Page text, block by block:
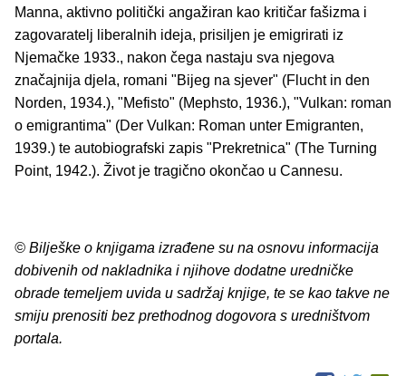
Manna, aktivno politički angažiran kao kritičar fašizma i
zagovaratelj liberalnih ideja, prisiljen je emigrirati iz
Njemačke 1933., nakon čega nastaju sva njegova
značajnija djela, romani "Bijeg na sjever" (Flucht in den
Norden, 1934.), "Mefisto" (Mephsto, 1936.), "Vulkan: roman
o emigrantima" (Der Vulkan: Roman unter Emigranten,
1939.) te autobiografski zapis "Prekretnica" (The Turning
Point, 1942.). Život je tragično okončao u Cannesu.
© Bilješke o knjigama izrađene su na osnovu informacija
dobivenih od nakladnika i njihove dodatne uredničke
obrade temeljem uvida u sadržaj knjige, te se kao takve ne
smiju prenositi bez prethodnog dogovora s uredništvom
portala.